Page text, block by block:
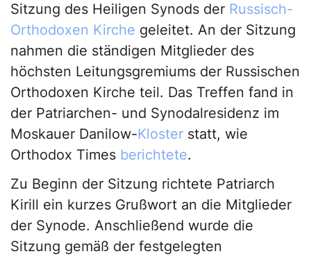
Sitzung des Heiligen Synods der Russisch-
Orthodoxen Kirche geleitet. An der Sitzung
nahmen die ständigen Mitglieder des
höchsten Leitungsgremiums der Russischen
Orthodoxen Kirche teil. Das Treffen fand in
der Patriarchen- und Synodalresidenz im
Moskauer Danilow-Kloster statt, wie
Orthodox Times berichtete.
Zu Beginn der Sitzung richtete Patriarch
Kirill ein kurzes Grußwort an die Mitglieder
der Synode. Anschließend wurde die
Sitzung gemäß der festgelegten